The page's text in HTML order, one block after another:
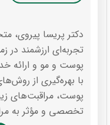
دکتر پریسا پیروی،
تجربه‌ای ارزشمند
پوست و مو و ارائه
با بهره‌گیری از
پوست، مراقبت‌های
تخصصی و مؤثر به